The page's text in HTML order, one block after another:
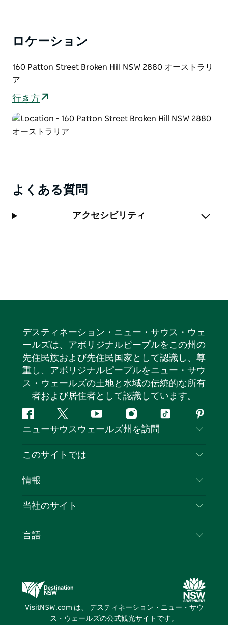
歴史だけでなく、オーストラリアのミルク バーの伝統
ムをチェックしてください。 。
ロケーション
160 Patton Street Broken Hill NSW 2880 オーストラリ
ア
行き方
よくある質問
アクセシビリティ
デスティネーション・ニュー・サウス・ウェ
ールズは、アボリジナルピープルをこの州の
先住民族および先住民国家として認識し、尊
重し、アボリジナルピープルをニュー・サウ
ス・ウェールズの土地と水域の伝統的な所有
者および居住者として認識しています。
フ
ェ
ス
ッ
ツ
イ
タ
ユ
ー
イ
ン
テ
ピ
ン
レ
ト
ニューサウスウェールズ州を訪問
お問い合わせ
クッキーに関する通知
このサイトでは
目的地
イベント
情報
旅行情報
NSWでのビジネス
当社のサイト
デスティネーション・ニュー・サウス・ウェール
ズメディアセンター
言語
VisitNSW.com は、 デスティネーション・ニュー・サウ
ス・ウェールズの公式観光サイトです。